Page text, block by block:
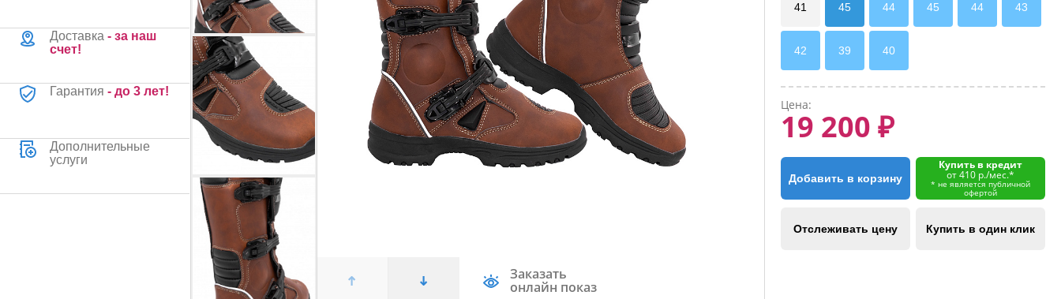
Доставка - за наш
счет!
Гарантия - до 3 лет!
Дополнительные
услуги
Заказать
онлайн показ
41 45 44 45 44 43
42 39 40
Цена:
19 200 ₽
Добавить в корзину
Купить в кредит
от 410 р./мес.*
* не является публичной
офертой
Отслеживать цену Купить в один клик